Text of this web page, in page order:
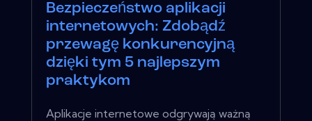
Bezpieczeństwo aplikacji
internetowych: Zdobądź
przewagę konkurencyjną
dzięki tym 5 najlepszym
praktykom
Aplikacje internetowe odgrywają ważną